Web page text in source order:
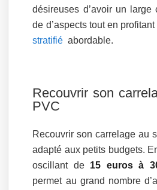
désireuses d’avoir un
de d’aspects tout en profitant
stratifié abordable.
Recouvrir son
PVC
Recouvrir son carrelage au
adapté aux petits budgets.
oscillant de 15 euros à
permet au grand nombre